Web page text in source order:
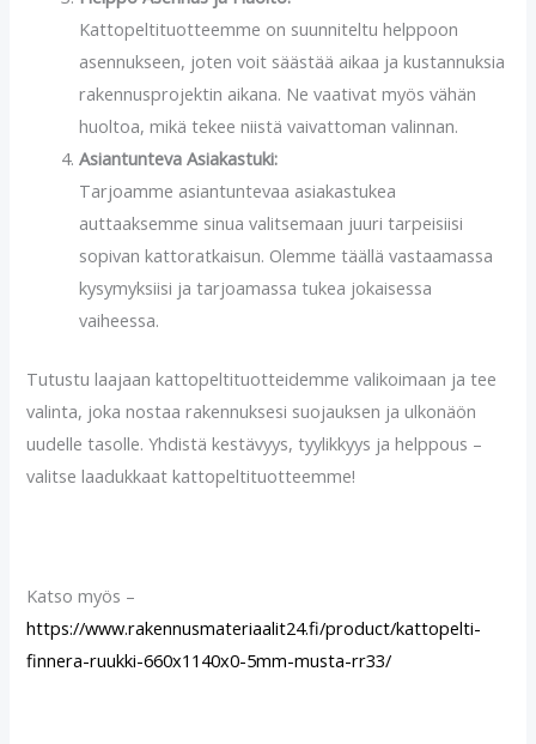
Kattopeltituotteemme on suunniteltu helppoon
asennukseen, joten voit säästää aikaa ja kustannuksia
rakennusprojektin aikana. Ne vaativat myös vähän
huoltoa, mikä tekee niistä vaivattoman valinnan.
Asiantunteva Asiakastuki:
Tarjoamme asiantuntevaa asiakastukea
auttaaksemme sinua valitsemaan juuri tarpeisiisi
sopivan kattoratkaisun. Olemme täällä vastaamassa
kysymyksiisi ja tarjoamassa tukea jokaisessa
vaiheessa.
Tutustu laajaan kattopeltituotteidemme valikoimaan ja tee
valinta, joka nostaa rakennuksesi suojauksen ja ulkonäön
uudelle tasolle. Yhdistä kestävyys, tyylikkyys ja helppous –
valitse laadukkaat kattopeltituotteemme!
Katso myös –
https://www.rakennusmateriaalit24.fi/product/kattopelti-
finnera-ruukki-660x1140x0-5mm-musta-rr33/